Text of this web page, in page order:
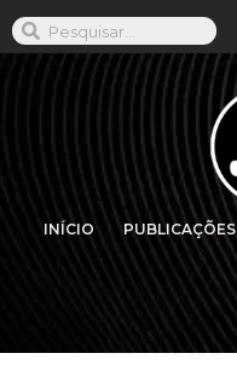
INÍCIO PUBLICAÇÕES